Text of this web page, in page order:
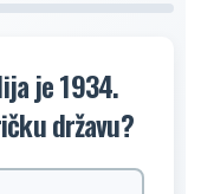
je 1934.
državu?